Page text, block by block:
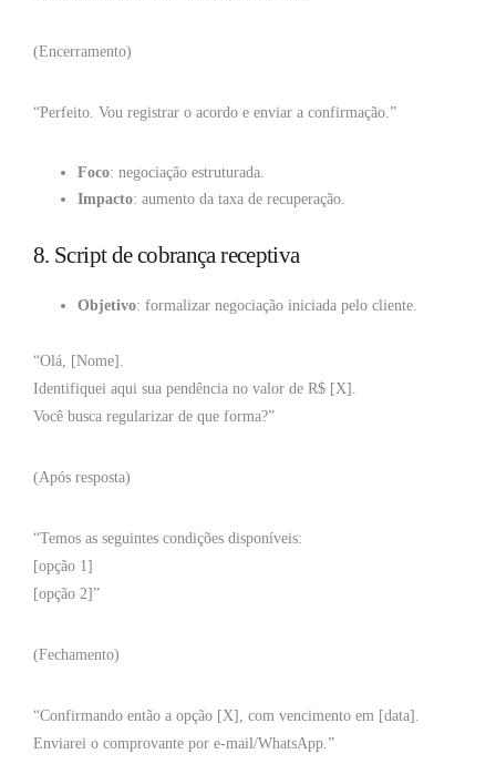
(Encerramento)
“Perfeito. Vou registrar o acordo e enviar a confirmação.”
Foco: negociação estruturada.
Impacto: aumento da taxa de recuperação.
8. Script de cobrança receptiva
Objetivo: formalizar negociação iniciada pelo cliente.
“Olá, [Nome].
Identifiquei aqui sua pendência no valor de R$ [X].
Você busca regularizar de que forma?”
(Após resposta)
“Temos as seguintes condições disponíveis:
[opção 1]
[opção 2]”
(Fechamento)
“Confirmando então a opção [X], com vencimento em [data].
Enviarei o comprovante por e-mail/WhatsApp.”